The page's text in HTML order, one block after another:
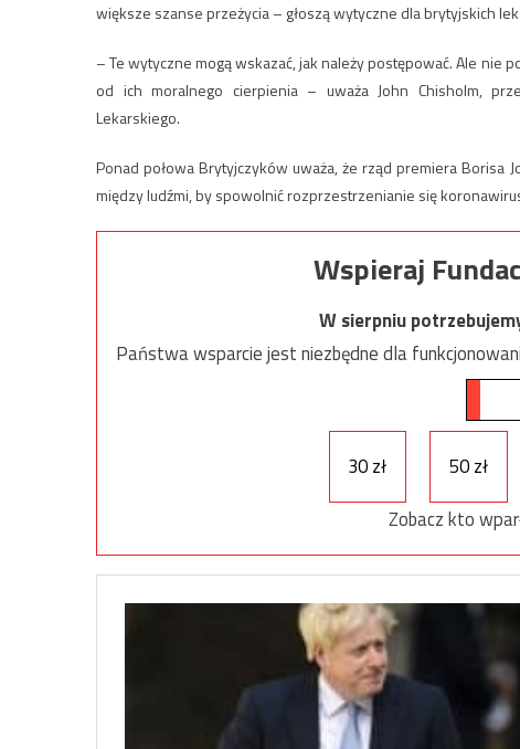
większe szanse przeżycia – głoszą wytyczne dla brytyjskich
– Te wytyczne mogą wskazać, jak należy postępować. Ale
od ich moralnego cierpienia – uważa John Chisholm,
Lekarskiego.
Ponad połowa Brytyjczyków uważa, że rząd premiera Borisa
między ludźmi, by spowolnić rozprzestrzenianie się
Wspieraj
W sierpniu
Państwa wsparcie jest niezbędne dla
30 zł 50 zł
Zobacz kto